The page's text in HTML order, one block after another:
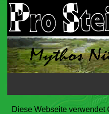
Startseite
Diese Webseite verwendet